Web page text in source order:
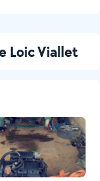
Loic Viallet